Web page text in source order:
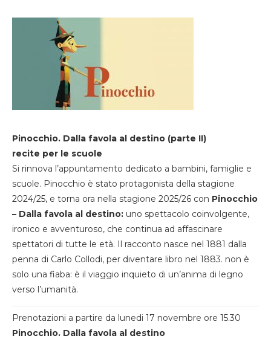
Pinocchio. Dalla favola al destino (parte II)
recite per le scuole
Si rinnova l’appuntamento dedicato a bambini, famiglie e
scuole. Pinocchio è stato protagonista della stagione
2024/25, e torna ora nella stagione 2025/26 con Pinocchio
– Dalla favola al destino: uno spettacolo coinvolgente,
ironico e avventuroso, che continua ad affascinare
spettatori di tutte le età. Il racconto nasce nel 1881 dalla
penna di Carlo Collodi, per diventare libro nel 1883. non è
solo una fiaba: è il viaggio inquieto di un’anima di legno
verso l’umanità.
Prenotazioni a partire da lunedi 17 novembre ore 15.30
Pinocchio. Dalla favola al destino